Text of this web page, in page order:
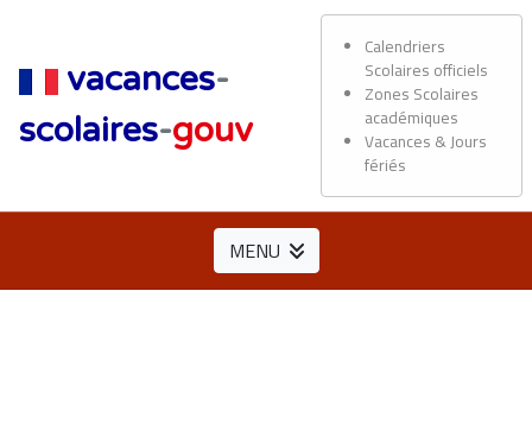
vacances-
scolaires-gouv
Calendriers
Scolaires officiels
Zones Scolaires
académiques
Vacances & Jours
fériés
MENU